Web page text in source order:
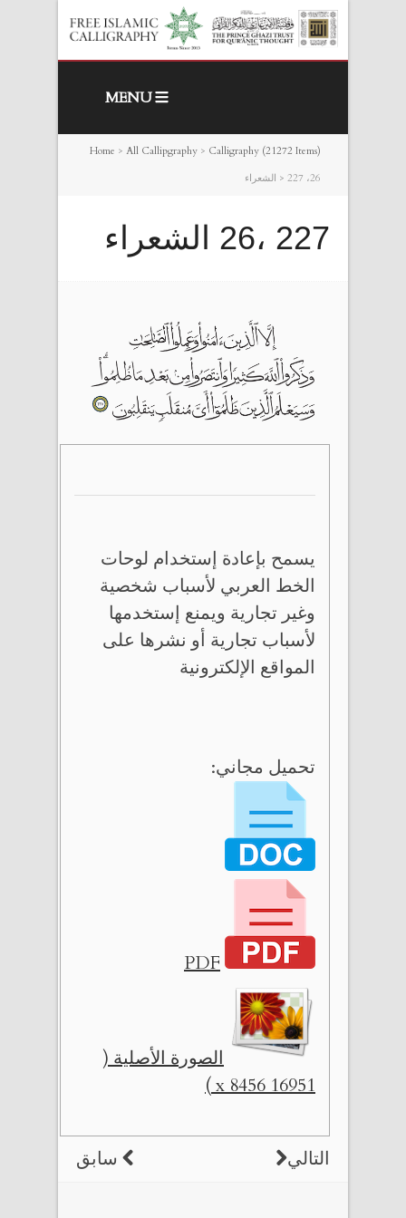
MENU
Home > All Callipgraphy > Calligraphy (21272 Items)
> 227 ،26 الشعراء
227 ،26 الشعراء
يسمح بإعادة إستخدام لوحات
الخط العربي لأسباب شخصية
وغير تجارية ويمنع إستخدمها
لأسباب تجارية أو نشرها على
المواقع الإلكترونية
تحميل مجاني:
PDF
الصورة الأصلية (
16951 x 8456 )
سابق التالي